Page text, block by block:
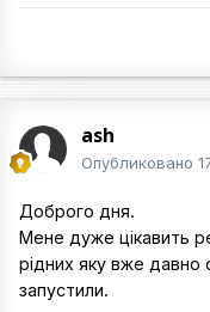
ash
Опубликовано
Доброго дня.
Мене дуже цікавить
рідних яку вже давно
запустили.